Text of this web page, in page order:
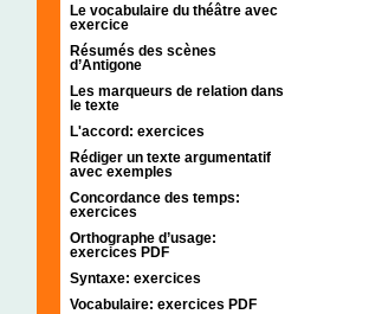
Le vocabulaire du théâtre avec
exercice
Résumés des scènes
d’Antigone
Les marqueurs de relation dans
le texte
L'accord: exercices
Rédiger un texte argumentatif
avec exemples
Concordance des temps:
exercices
Orthographe d’usage:
exercices PDF
Syntaxe: exercices
Vocabulaire: exercices PDF